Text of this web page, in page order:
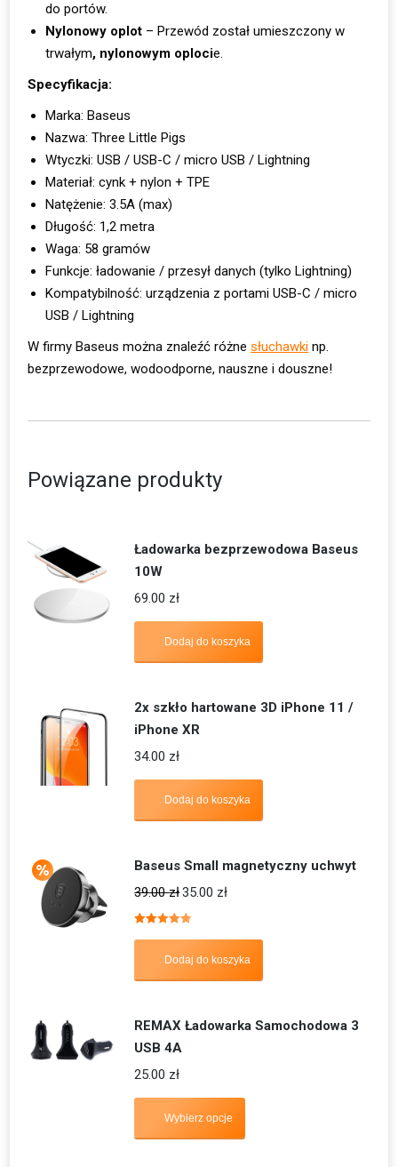
do portów.
Nylonowy oplot – Przewód został umieszczony w
trwałym, nylonowym oplocie.
Specyfikacja:
Marka: Baseus
Nazwa: Three Little Pigs
Wtyczki: USB / USB-C / micro USB / Lightning
Materiał: cynk + nylon + TPE
Natężenie: 3.5A (max)
Długość: 1,2 metra
Waga: 58 gramów
Funkcje: ładowanie / przesył danych (tylko Lightning)
Kompatybilność: urządzenia z portami USB-C / micro
USB / Lightning
W firmy Baseus można znaleźć różnesłuchawki np.
bezprzewodowe, wodoodporne, nauszne i douszne!
Powiązane produkty
Ładowarka bezprzewodowa Baseus
10W
69.00 zł
Dodaj do koszyka
2x szkło hartowane 3D iPhone 11 /
iPhone XR
34.00 zł
Dodaj do koszyka
Baseus Small magnetyczny uchwyt
39.00zł35.00 zł
Dodaj do koszyka
REMAX Ładowarka Samochodowa 3
USB 4A
25.00 zł
Wybierz opcje